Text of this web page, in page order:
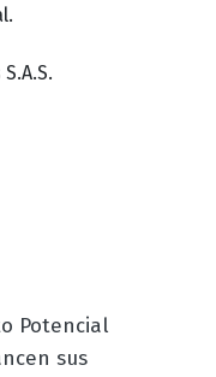
Potencial
sus